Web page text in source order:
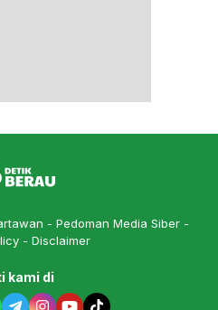
Pedoman Media Siber
Disclaimer
kami di